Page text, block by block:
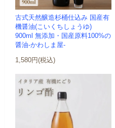
古式天然醸造杉桶仕込み 国産有
機醤油(こいくちしょうゆ)
900ml 無添加・国産原料100%の
醤油-かわしま屋-
1,580円(税込)